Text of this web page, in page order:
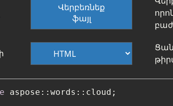
Վերբեռնեք
ֆայլ
aspose::words::cloud;